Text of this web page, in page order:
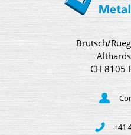
Brütsch/
CH 8105
+41